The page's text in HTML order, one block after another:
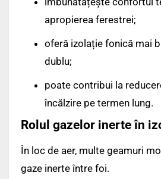
apropierea ferestrei;
oferă izolație fonică mai
dublu;
poate contribui la
încălzire pe termen lung.
Rolul gazelor inerte în
În loc de aer, multe geamuri
gaze inerte între foi.